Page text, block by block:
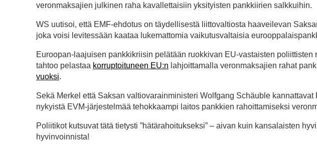
veronmaksajien julkinen raha kavallettaisiin yksityisten pankkiirien salkkuihin.
WS uutisoi, että EMF-ehdotus on täydellisestä liittovaltiosta haaveilevan
joka voisi levitessään kaataa lukemattomia vaikutusvaltaisia
Euroopan-laajuisen pankkikriisin pelätään ruokkivan EU-vastaisten poliittisten
tahtoo pelastaa korruptoituneen EU:n lahjoittamalla veronmaksajien rahat
vuoksi.
Sekä Merkel että Saksan valtiovarainministeri Wolfgang Schäuble
nykyistä EVM-järjestelmää tehokkaampi laitos pankkien rahoittamiseksi
Poliitikot kutsuvat tätä tietysti ”hätärahoitukseksi” – aivan kuin kansalaisten
hyvinvoinnista!